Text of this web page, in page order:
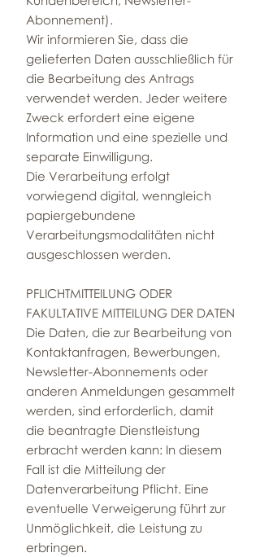
Abonnement).
Wir informieren Sie, dass die
gelieferten Daten ausschließlich für
die Bearbeitung des Antrags
verwendet werden. Jeder weitere
Zweck erfordert eine eigene
Information und eine spezielle und
separate Einwilligung.
Die Verarbeitung erfolgt
vorwiegend digital, wenngleich
papiergebundene
Verarbeitungsmodalitäten nicht
ausgeschlossen werden.
PFLICHTMITTEILUNG ODER
FAKULTATIVE MITTEILUNG DER DATEN
Die Daten, die zur Bearbeitung von
Kontaktanfragen, Bewerbungen,
Newsletter-Abonnements oder
anderen Anmeldungen gesammelt
werden, sind erforderlich, damit
die beantragte Dienstleistung
erbracht werden kann: In diesem
Fall ist die Mitteilung der
Datenverarbeitung Pflicht. Eine
eventuelle Verweigerung führt zur
Unmöglichkeit, die Leistung zu
erbringen.